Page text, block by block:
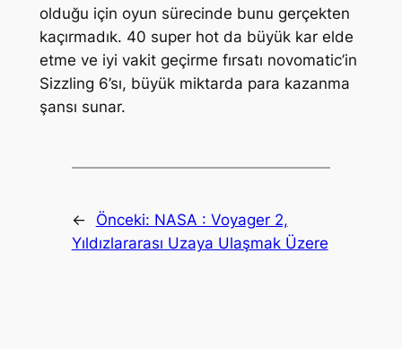
olduğu için oyun sürecinde bunu gerçekten
kaçırmadık. 40 super hot da büyük kar elde
etme ve iyi vakit geçirme fırsatı novomatic’in
Sizzling 6’sı, büyük miktarda para kazanma
şansı sunar.
← Önceki: NASA : Voyager 2,
Yıldızlararası Uzaya Ulaşmak Üzere